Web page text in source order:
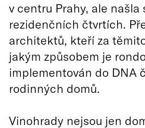
v centru Prahy, ale našla
rezidenčních čtvrtích.
architektů, kteří za
jakým způsobem je
implementován do DNA
rodinných domů.
Vinohrady nejsou jen